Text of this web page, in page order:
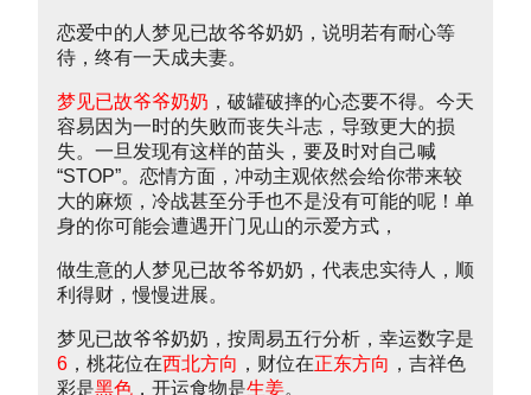
恋爱中的人梦见已故爷爷奶奶，说明若有耐心等
待，终有一天成夫妻。
梦见已故爷爷奶奶 ，破罐破摔的心态要不得。今天
容易因为一时的失败而丧失斗志，导致更大的损
失。一旦发现有这样的苗头，要及时对自己喊
“STOP”。恋情方面，冲动主观依然会给你带来较
大的麻烦，冷战甚至分手也不是没有可能的呢！单
身的你可能会遭遇开门见山的示爱方式，
做生意的人梦见已故爷爷奶奶，代表忠实待人，顺
利得财，慢慢进展。
梦见已故爷爷奶奶，按周易五行分析，幸运数字是
6 ，桃花位在西北方向 ，财位在正东方向 ，吉祥色
彩是黑色 ，开运食物是生姜。